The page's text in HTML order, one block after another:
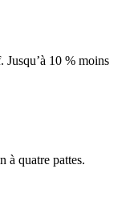
Jusqu’à 10 % moins
à quatre pattes.